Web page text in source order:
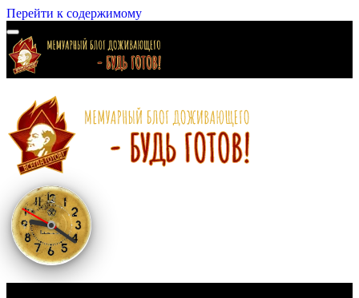
Перейти к содержимому